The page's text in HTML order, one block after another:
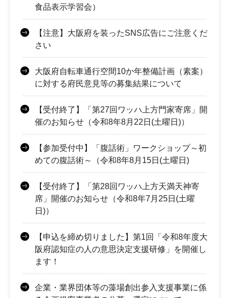
食品表示学習会）
【注意】大阪府を装ったSNS広告にご注意くだ
さい
大阪府自転車通行空間10か年整備計画（素案）
に対する府民意見等の募集結果について
【受付終了】「第27回ワッハ上方門家寄席」開
催のお知らせ（令和8年8月22日(土曜日)）
【参加受付中】「腹話術」ワークショップ～初
めての腹話術～（令和8年8月15日(土曜日)
【受付終了】「第28回ワッハ上方天満天神寄
席」開催のお知らせ（令和8年7月25日(土曜
日)）
【申込を締め切りました】第1回「令和8年度大
阪府認知症の人の意思決定支援研修」を開催し
ます！
企業・業界団体等の藻場創出参入支援事業に係